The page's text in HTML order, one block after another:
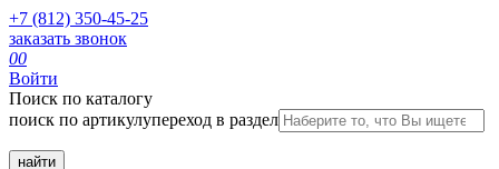
+7 (812) 350-45-25
заказать звонок
00
Войти
Поиск по каталогу
поиск по артикулупереход в раздел